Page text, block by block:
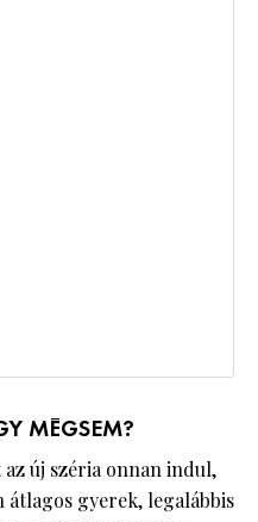
MÉGSEM?
új széria onnan indul,
gyerek, legalábbis